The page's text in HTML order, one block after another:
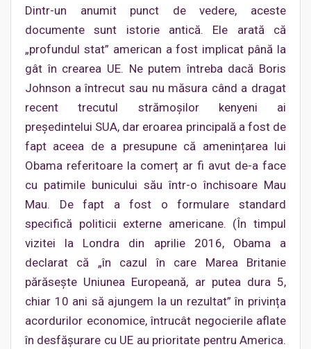
Dintr-un anumit punct de vedere, aceste
documente sunt istorie antică. Ele arată că
„profundul stat” american a fost implicat până la
gât în crearea UE. Ne putem întreba dacă Boris
Johnson a întrecut sau nu măsura când a dragat
recent trecutul strămoșilor kenyeni ai
președintelui SUA, dar eroarea principală a fost de
fapt aceea de a presupune că amenințarea lui
Obama referitoare la comerț ar fi avut de-a face
cu patimile bunicului său într-o închisoare Mau
Mau. De fapt a fost o formulare standard
specifică politicii externe americane. (În timpul
vizitei la Londra din aprilie 2016, Obama a
declarat că „în cazul în care Marea Britanie
părăsește Uniunea Europeană, ar putea dura 5,
chiar 10 ani să ajungem la un rezultat” în privința
acordurilor economice, întrucât negocierile aflate
în desfășurare cu UE au prioritate pentru America.